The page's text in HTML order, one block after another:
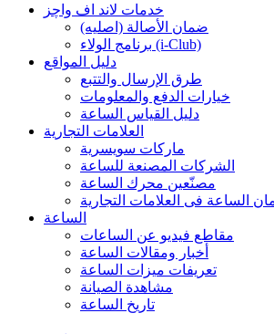
خدمات لاند اف واچز
ضمان الأصالة (اصلیه)
برنامج الولاء (i-Club)
دليل المواقع
طرق الإرسال والتتبع
خيارات الدفع والمعلومات
دليل القياس الساعة
العلامات التجارية
ماركات سويسرية
الشركات المصنعة للساعة
مصنّعين محرك الساعة
الساعة فی العلامات التجارية
الساعة
مقاطع فيديو عن الساعات
أخبار ومقالات الساعة
تعريفات ميزات الساعة
مشاهدة الصيانة
تاريخ الساعة